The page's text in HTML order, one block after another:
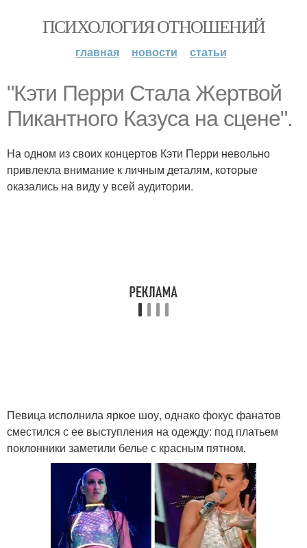
ПСИХОЛОГИЯ ОТНОШЕНИЙ
главная новости статьи
"Кэти Перри Стала Жертвой
Пикантного Казуса на сцене".
На одном из своих концертов Кэти Перри невольно
привлекла внимание к личным деталям, которые
оказались на виду у всей аудитории.
Певица исполнила яркое шоу, однако фокус фанатов
сместился с ее выступления на одежду: под платьем
поклонники заметили белье с красным пятном.